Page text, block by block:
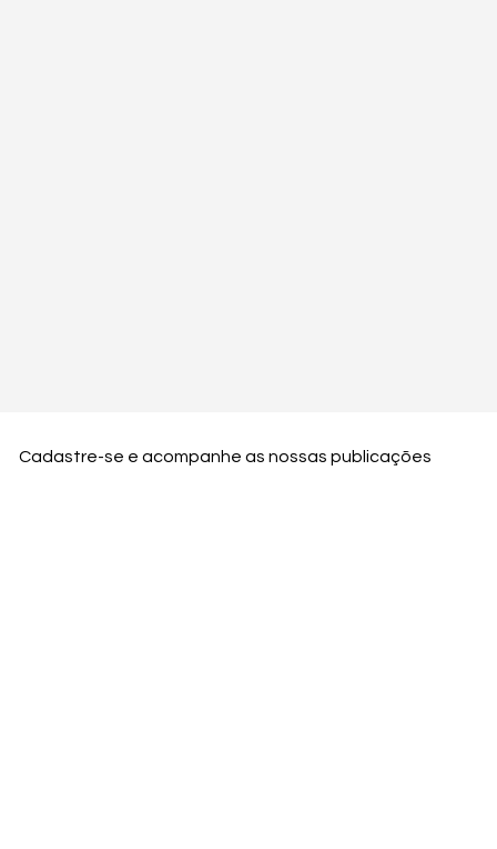
Cadastre-se e acompanhe as nossas publicações